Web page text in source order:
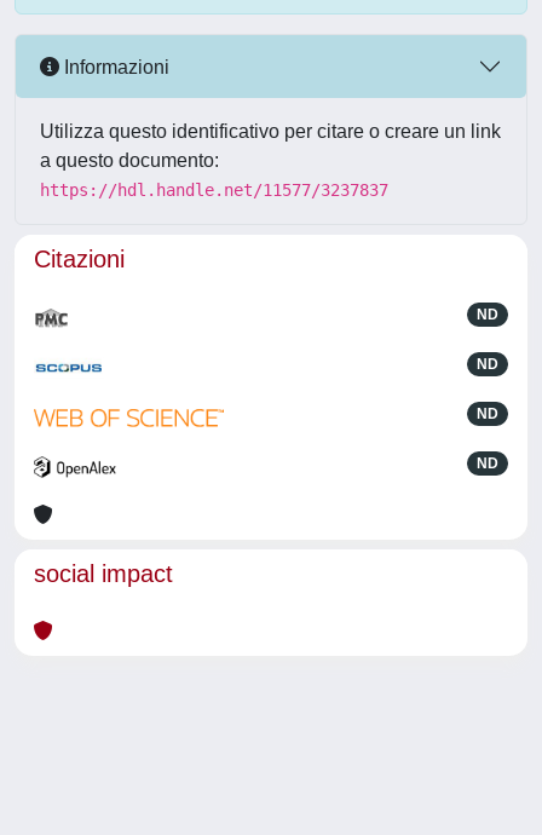
Informazioni
Utilizza questo identificativo per citare o creare un link
a questo documento:
https://hdl.handle.net/11577/3237837
Citazioni
ND
ND
ND
ND
social impact